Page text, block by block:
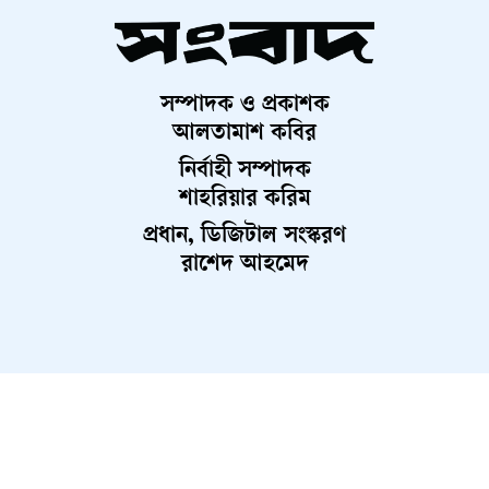
সম্পাদক ও প্রকাশক
আলতামাশ কবির
নির্বাহী সম্পাদক
শাহরিয়ার করিম
প্রধান, ডিজিটাল সংস্করণ
রাশেদ আহমেদ